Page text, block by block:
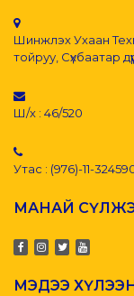
Шинжлэх Ухаан
тойруу, Сүхбаатар
Ш/х : 46/520
Утас : (976)-11-
МАНАЙ
МЭДЭЭ